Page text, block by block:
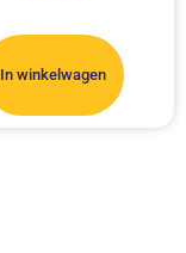
In winkelwagen